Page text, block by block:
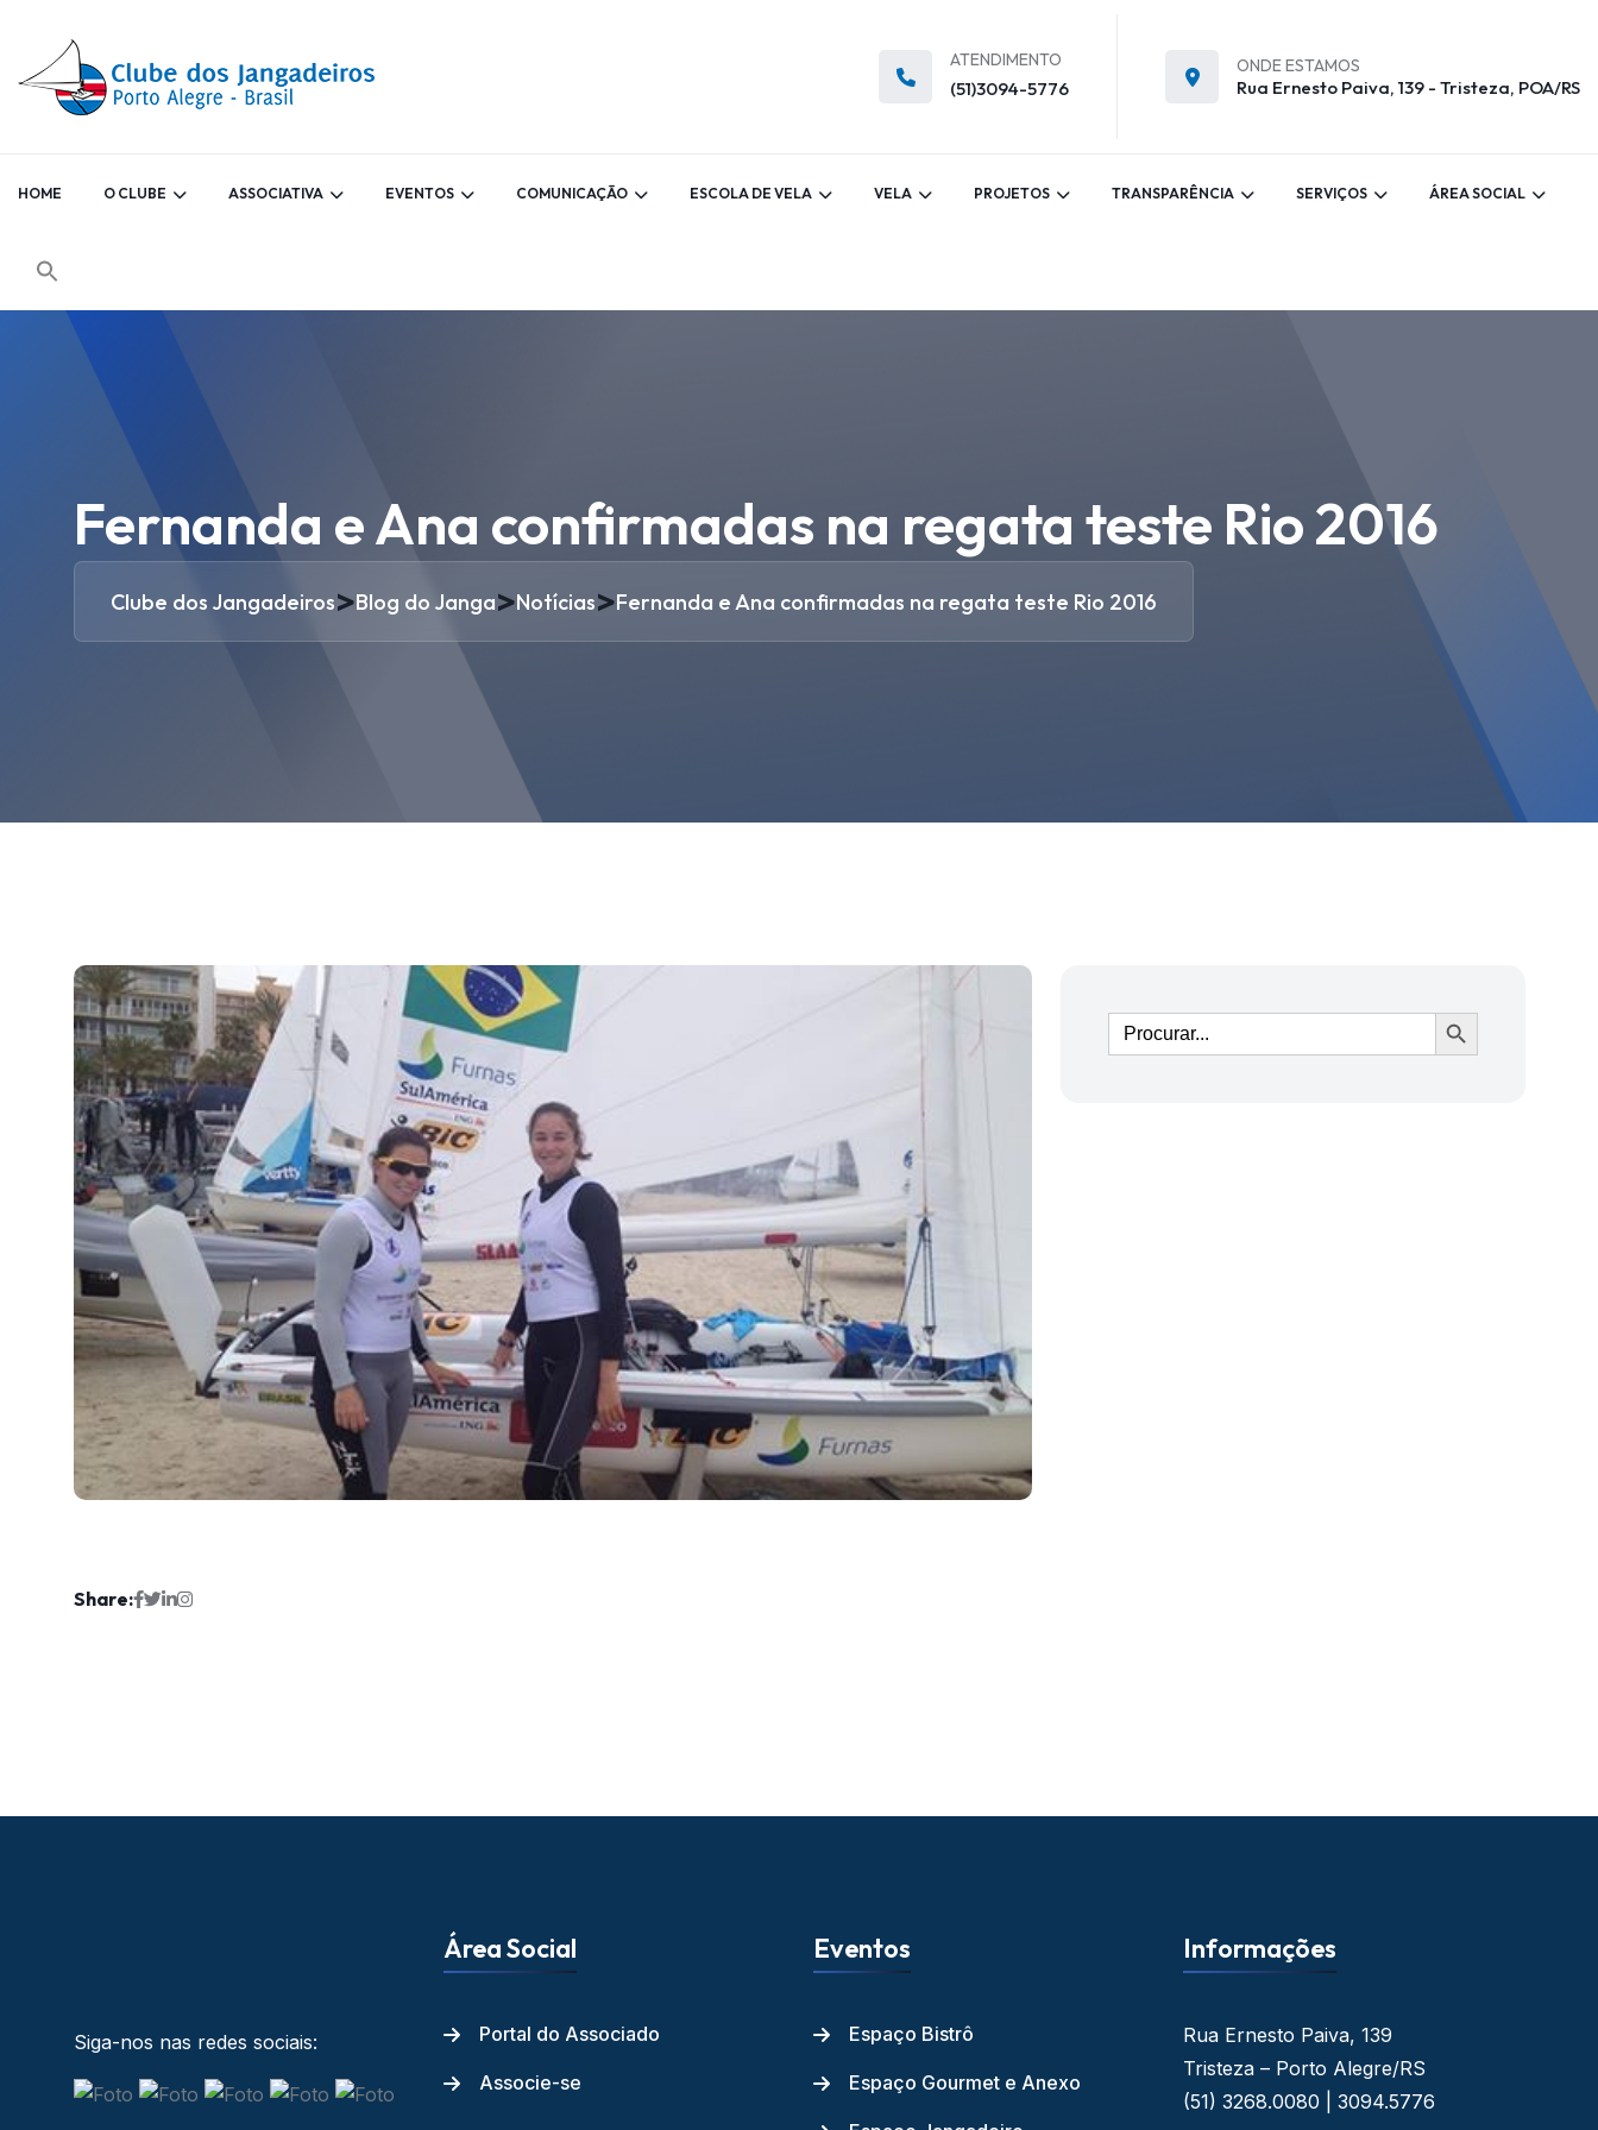
ATENDIMENTO
(51)3094-5776
ONDE ESTAMOS
Rua Ernesto Paiva, 139 - Tristeza, POA/RS
HOME O CLUBE ASSOCIATIVA EVENTOS COMUNICAÇÃO ESCOLA DE VELA VELA PROJETOS TRANSPARÊNCIA SERVIÇOS ÁREA SOCIAL
Fernanda e Ana confirmadas na regata teste Rio 2016
Clube dos Jangadeiros>Blog do Janga>Notícias>Fernanda e Ana confirmadas na regata teste Rio 2016
Share:
Ir
Siga-nos nas redes sociais:
Área Social
Portal do Associado
Associe-se
Eventos
Espaço Bistrô
Espaço Gourmet e Anexo
Informações
Rua Ernesto Paiva, 139
Tristeza – Porto Alegre/RS
(51) 3268.0080 | 3094.5776